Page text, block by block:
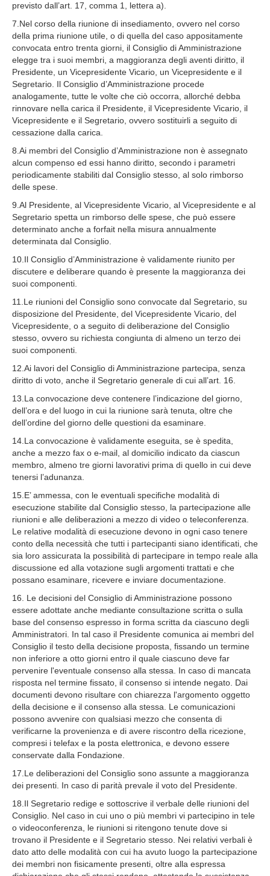
previsto dall’art. 17, comma 1, lettera a).
7.Nel corso della riunione di insediamento, ovvero nel corso
della prima riunione utile, o di quella del caso appositamente
convocata entro trenta giorni, il Consiglio di Amministrazione
elegge tra i suoi membri, a maggioranza degli aventi diritto, il
Presidente, un Vicepresidente Vicario, un Vicepresidente e il
Segretario. Il Consiglio d’Amministrazione procede
analogamente, tutte le volte che ciò occorra, allorché debba
rinnovare nella carica il Presidente, il Vicepresidente Vicario, il
Vicepresidente e il Segretario, ovvero sostituirli a seguito di
cessazione dalla carica.
8.Ai membri del Consiglio d’Amministrazione non è assegnato
alcun compenso ed essi hanno diritto, secondo i parametri
periodicamente stabiliti dal Consiglio stesso, al solo rimborso
delle spese.
9.Al Presidente, al Vicepresidente Vicario, al Vicepresidente e al
Segretario spetta un rimborso delle spese, che può essere
determinato anche a forfait nella misura annualmente
determinata dal Consiglio.
10.Il Consiglio d’Amministrazione è validamente riunito per
discutere e deliberare quando è presente la maggioranza dei
suoi componenti.
11.Le riunioni del Consiglio sono convocate dal Segretario, su
disposizione del Presidente, del Vicepresidente Vicario, del
Vicepresidente, o a seguito di deliberazione del Consiglio
stesso, ovvero su richiesta congiunta di almeno un terzo dei
suoi componenti.
12.Ai lavori del Consiglio di Amministrazione partecipa, senza
diritto di voto, anche il Segretario generale di cui all’art. 16.
13.La convocazione deve contenere l’indicazione del giorno,
dell’ora e del luogo in cui la riunione sarà tenuta, oltre che
dell’ordine del giorno delle questioni da esaminare.
14.La convocazione è validamente eseguita, se è spedita,
anche a mezzo fax o e-mail, al domicilio indicato da ciascun
membro, almeno tre giorni lavorativi prima di quello in cui deve
tenersi l’adunanza.
15.E’ ammessa, con le eventuali specifiche modalità di
esecuzione stabilite dal Consiglio stesso, la partecipazione alle
riunioni e alle deliberazioni a mezzo di video o teleconferenza.
Le relative modalità di esecuzione devono in ogni caso tenere
conto della necessità che tutti i partecipanti siano identificati, che
sia loro assicurata la possibilità di partecipare in tempo reale alla
discussione ed alla votazione sugli argomenti trattati e che
possano esaminare, ricevere e inviare documentazione.
16. Le decisioni del Consiglio di Amministrazione possono
essere adottate anche mediante consultazione scritta o sulla
base del consenso espresso in forma scritta da ciascuno degli
Amministratori. In tal caso il Presidente comunica ai membri del
Consiglio il testo della decisione proposta, fissando un termine
non inferiore a otto giorni entro il quale ciascuno deve far
pervenire l'eventuale consenso alla stessa. In caso di mancata
risposta nel termine fissato, il consenso si intende negato. Dai
documenti devono risultare con chiarezza l'argomento oggetto
della decisione e il consenso alla stessa. Le comunicazioni
possono avvenire con qualsiasi mezzo che consenta di
verificarne la provenienza e di avere riscontro della ricezione,
compresi i telefax e la posta elettronica, e devono essere
conservate dalla Fondazione.
17.Le deliberazioni del Consiglio sono assunte a maggioranza
dei presenti. In caso di parità prevale il voto del Presidente.
18.Il Segretario redige e sottoscrive il verbale delle riunioni del
Consiglio. Nel caso in cui uno o più membri vi partecipino in tele
o videoconferenza, le riunioni si ritengono tenute dove si
trovano il Presidente e il Segretario stesso. Nei relativi verbali è
dato atto delle modalità con cui ha avuto luogo la partecipazione
dei membri non fisicamente presenti, oltre alla espressa